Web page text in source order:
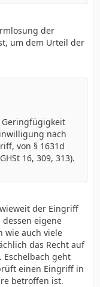
der
um dem Urteil der
Geringfügigkeit
nach
von § 1631d
16, 309, 313).
der Eingriff
eigene
wie auch viele
das Recht auf
Eschelbach geht
einen Eingriff in
betroffen ist.